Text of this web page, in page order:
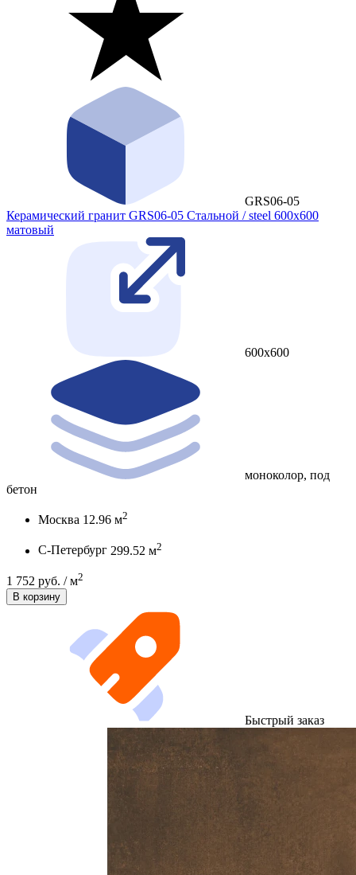
GRS06-05
Керамический гранит GRS06-05 Стальной / steel 600x600
матовый
600x600
моноколор, под
бетон
Москва 12.96 м2
С-Петербург 299.52 м2
1 752 руб. / м2
В корзину
Быстрый заказ